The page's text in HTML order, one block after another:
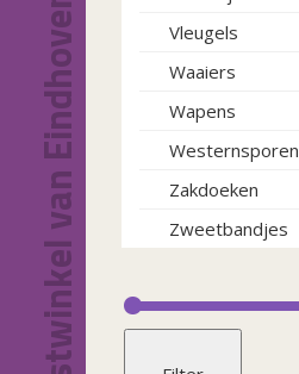
Vleugels
Waaiers
Wapens
Westernsporen
Zakdoeken
Zweetbandjes
Dé feestwinkel van Eindhoven!